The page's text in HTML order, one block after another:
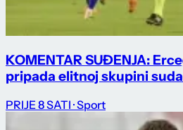
KOMENTAR SUĐENJA:
pripada elitnoj skupini
PRIJE 8 SATI · Sport